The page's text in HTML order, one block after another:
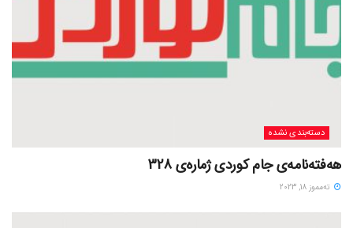
دسته‌بندی نشده
هەفتەنامەی جام کوردی ژمارەی 328
ته‌مموز 18, 2023